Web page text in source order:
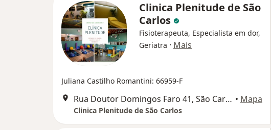
Clinica Plenitude de São
Carlos
Fisioterapeuta, Especialista em dor,
Geriatra · Mais
Juliana Castilho Romantini: 66959-F
Rua Doutor Domingos Faro 41, São Carlos • Mapa
Clinica Plenitude de São Carlos